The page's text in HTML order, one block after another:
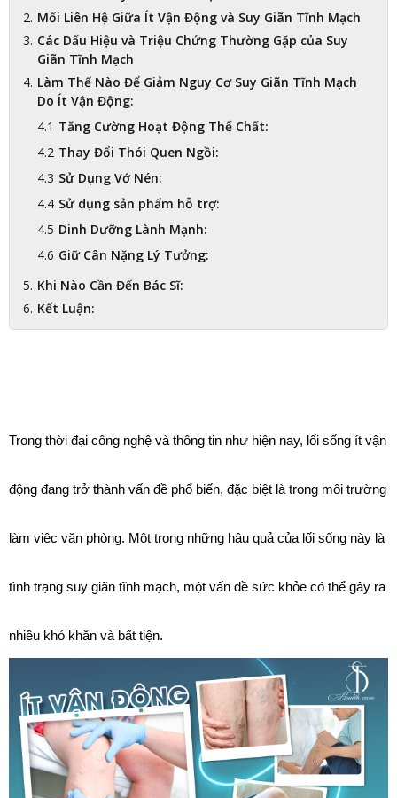
Mối Liên Hệ Giữa Ít Vận Động và Suy Giãn Tĩnh Mạch
Các Dấu Hiệu và Triệu Chứng Thường Gặp của Suy
Giãn Tĩnh Mạch
Làm Thế Nào Để Giảm Nguy Cơ Suy Giãn Tĩnh Mạch
Do Ít Vận Động:
Tăng Cường Hoạt Động Thể Chất:
Thay Đổi Thói Quen Ngồi:
Sử Dụng Vớ Nén:
Sử dụng sản phẩm hỗ trợ:
Dinh Dưỡng Lành Mạnh:
Giữ Cân Nặng Lý Tưởng:
Khi Nào Cần Đến Bác Sĩ:
Kết Luận:
Trong thời đại công nghệ và thông tin như hiện nay, lối sống ít vận
động đang trở thành vấn đề phổ biến, đặc biệt là trong môi trường
làm việc văn phòng. Một trong những hậu quả của lối sống này là
tình trạng suy giãn tĩnh mạch, một vấn đề sức khỏe có thể gây ra
nhiều khó khăn và bất tiện.